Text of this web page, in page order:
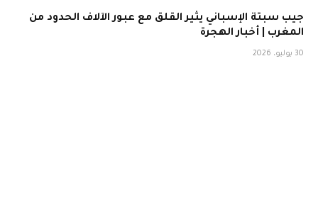
جيب سبتة الإسباني يثير القلق مع عبور الآلاف الحدود من
المغرب | أخبار الهجرة
30 يوليو، 2026